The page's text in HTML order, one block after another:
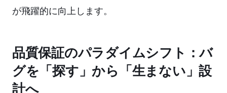
が飛躍的に向上します。
品質保証のパラダイムシフト：バ
グを「探す」から「生まない」設
計へ